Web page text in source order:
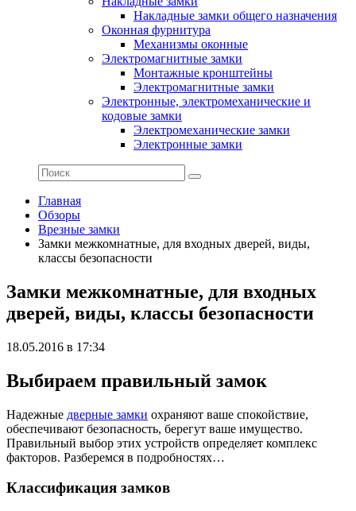
Накладные замки общего назначения
Оконная фурнитура
Механизмы оконные
Электромагнитные замки
Монтажные кронштейны
Электромагнитные замки
Электронные, электромеханические и
кодовые замки
Электромеханические замки
Электронные замки
Главная
Обзоры
Врезные замки
Замки межкомнатные, для входных дверей, виды,
классы безопасности
Замки межкомнатные, для входных
дверей, виды, классы безопасности
18.05.2016 в 17:34
Выбираем правильный замок
Надежные дверные замки охраняют ваше спокойствие,
обеспечивают безопасность, берегут ваше имущество.
Правильный выбор этих устройств определяет комплекс
факторов. Разберемся в подробностях…
Классификация замков